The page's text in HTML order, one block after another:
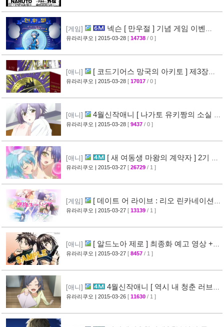
[게임]
넥슨 [ 만우절 ] 기념 게임 이벤
트 [63]
유라리쿠오 | 2015-03-28 [ 14738 / 0 ]
[애니]
[ 코드기어스 망국의 아키토 ] 제3장
CM 영상 + [ 코드기어스 반역의 를르슈 ] BD-
유라리쿠오 | 2015-03-28 [ 17017 / 0 ]
[애니]
4월신작애니 [ 나가토 유키짱의 소실 ]
PV 영상 공개 [35]
유라리쿠오 | 2015-03-28 [ 9437 / 0 ]
[애니]
[ 새 여동생 마왕의 계약자 ] 2기 제
작 결정 + 티저 영상 공개 [45]
유라리쿠오 | 2015-03-27 [ 26729 / 1 ]
[게임]
[ 데이트 어 라이브 : 리오 린카네이션 ]
PV 영상 공개 [36]
유라리쿠오 | 2015-03-27 [ 13139 / 1 ]
[애니]
[ 알드노아 제로 ] 최종화 예고 영상 +
만화 신작 발매 정보 [40]
유라리쿠오 | 2015-03-27 [ 8457 / 1 ]
[애니]
4월신작애니 [ 역시 내 청춘 러브코
메디는 잘못됐다 속 ] 2차 PV 영상 공개
유라리쿠오 | 2015-03-26 [ 11630 / 1 ]